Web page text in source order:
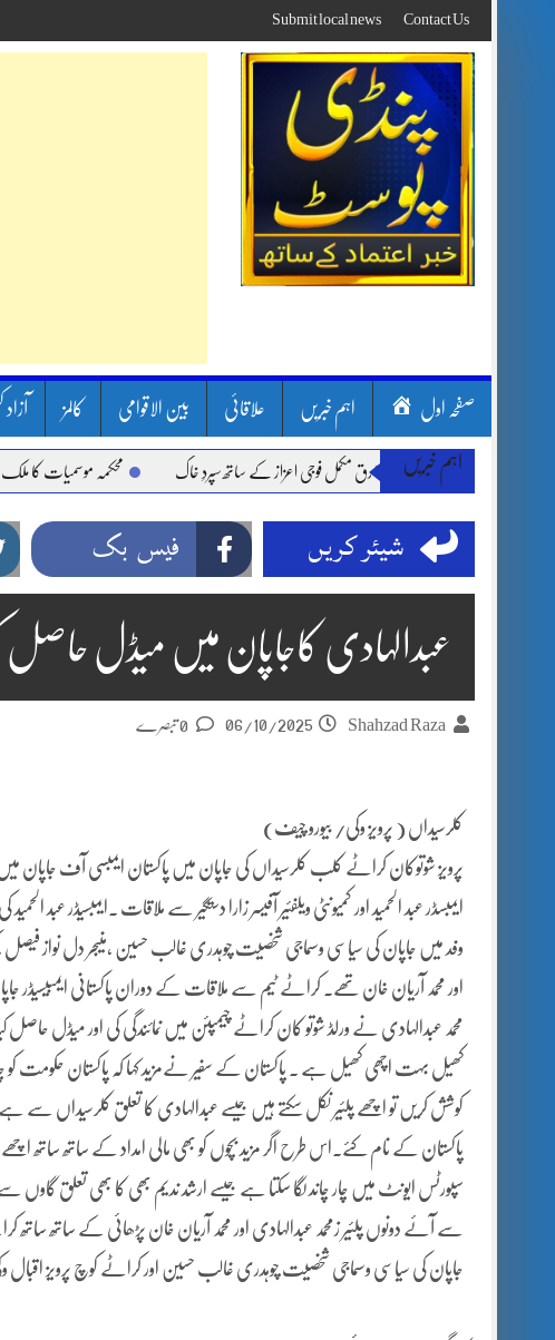
to
content
Contact Us
Submit local news
صفحہ اول اہم خبریں علاقائی بین الاقوامی کالمز آزاد
اہم خبریں
شہید گر وپ کیپٹنعاصم طارق مکمل فوجی اعزاز کے ساتھ سپردِ خاک محکمہ موسمیات کا ملک کے
شیئر کریں فیس بک
عبدالہادی کاجاپان میں میڈل حاصل
Shahzad Raza
06/10/2025
کلرسیداں ( پرویز وکی/ بیورو چیف)
پرویز شوتوکان کراٹے کلب کلرسیداں کی جاپان میں پاکستان ایمبسی آف جاپان
ایمبسڈر عبد الحمید اور کمیونٹی ویلفئیر آفیسر زارا دستگیر سے ملاقات
وفد میں جاپان کی سیاسی وسماجی شخصیت چوہدری غالب حسین ،منیجر دل نواز فیصل
اور محمد آریان خان تھے۔ کراٹے ٹیم سے ملاقات کے دوران پاکستانی ایمبیسیڈر
محمد عبدالہادی نے ورلڈ شوتو کان کراٹے چیمپئن میں نمائندگی کی اور میڈل
کھیل بہت اچھی کھیل ہے ۔ پاکستان کے سفیر نےمزید کہا کہ پاکستان حکومت
کوشش کریں تو اچھے پلئیر نکل سکتے ہیں جیسے عبدالہادی کا تعلق کلرسیداں سے
پاکستان کے نام کئے۔اس طرح اگر مزید بچوں کو بھی مالی امداد کے ساتھ ساتھ
سپورٹس ایونٹ میں چار چاند لگا سکتا ہے جیسے ارشد ندیم بھی کا بھی تعلق
سے آئے دونوں پلئیر زمحمد عبدالہادی اور محمد آریان خان پڑھائی کے ساتھ ساتھ
جاپان کی سیاسی وسماجی شخصیت چوہدری غالب حسین اور کراٹے کوچ پرویز اقبال وکی نے